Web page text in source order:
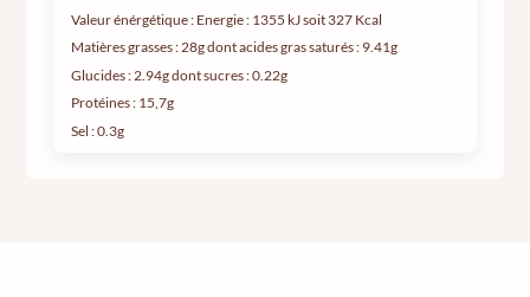
Valeur énérgétique : Energie : 1355 kJ soit 327 Kcal
Matières grasses : 28g dont acides gras saturés : 9.41g
Glucides : 2.94g dont sucres : 0.22g
Protéines : 15,7g
Sel : 0.3g